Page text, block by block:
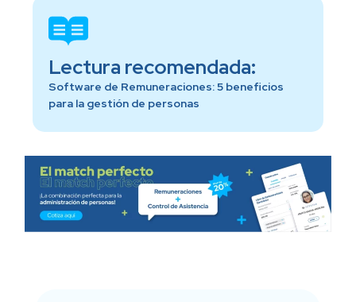
Lectura recomendada:
Software de Remuneraciones: 5 beneficios
para la gestión de personas